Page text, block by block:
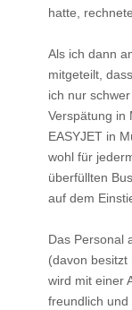
hatte,
Als ich dann
mitgeteilt,
ich nur
Verspätung in
EASYJET in
wohl für
überfüllten
auf dem
Das Personal
(davon besitzt
wird mit einer
freundlich